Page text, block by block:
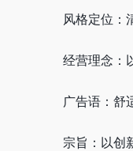
风格定位：
经营理念：
广告语：舒
宗旨：以创